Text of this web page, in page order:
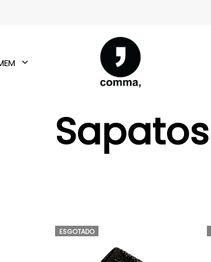
Sapatos
ESGOTADO